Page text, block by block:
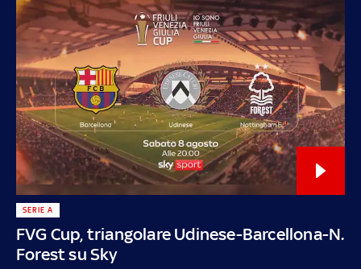
FVG Cup, triangolare Udinese-Barcellona-N.
Forest su Sky
SERIE A